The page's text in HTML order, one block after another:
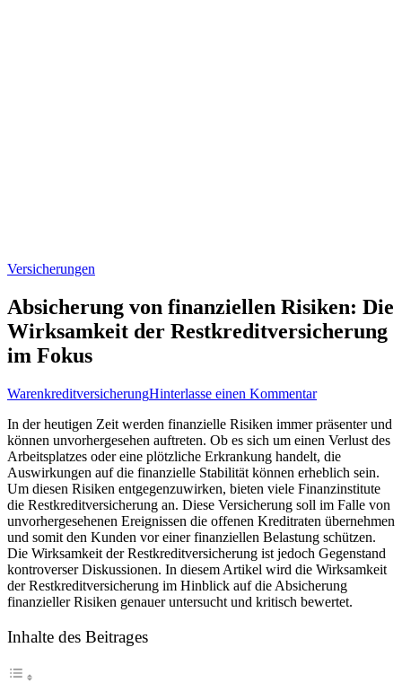
Versicherungen
Absicherung von finanziellen Risiken: Die
Wirksamkeit der Restkreditversicherung
im Fokus
WarenkreditversicherungHinterlasse einen Kommentarzu
von
finanziellen
Risiken:
Die
Wirksamkeit
der
im
Fokus
In der ‍heutigen Zeit werden⁢ finanzielle Risiken ⁤immer ⁢präsenter und
können‌ unvorhergesehen⁤ auftreten. Ob ‍es sich ‌um einen Verlust‍ des
Arbeitsplatzes oder eine plötzliche Erkrankung handelt, die
Auswirkungen auf die finanzielle Stabilität können erheblich sein.
Um diesen‍ Risiken entgegenzuwirken, bieten viele Finanzinstitute
die Restkreditversicherung an. Diese Versicherung soll im Falle von
‌unvorhergesehenen⁣ Ereignissen die offenen ⁣Kreditraten ​übernehmen
und⁢ somit den Kunden vor einer finanziellen⁤ Belastung schützen.
Die Wirksamkeit der⁤ Restkreditversicherung ist ⁤jedoch Gegenstand
‍kontroverser Diskussionen. In diesem Artikel wird die Wirksamkeit
⁣der ⁤Restkreditversicherung ⁢im Hinblick auf die Absicherung
finanzieller⁤ Risiken genauer ⁣untersucht⁣ und kritisch bewertet.
Inhalte des Beitrages